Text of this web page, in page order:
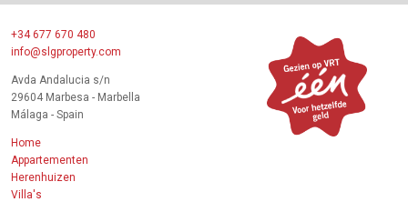
+34 677 670 480
info@slgproperty.com
Avda Andalucia s/n
29604 Marbesa - Marbella
Málaga - Spain
Home
Appartementen
Herenhuizen
Villa's